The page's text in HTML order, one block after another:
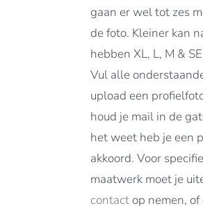
gaan er wel tot zes
de foto. Kleiner kan
hebben XL, L, M &
Vul alle
upload een
houd je mail in de
het weet heb je een
akkoord. Voor
maatwerk moet je
contactop nemen, of